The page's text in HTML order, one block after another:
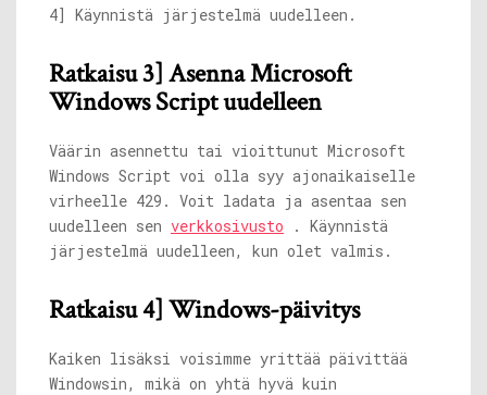
4] Käynnistä järjestelmä uudelleen.
Ratkaisu 3] Asenna Microsoft
Windows Script uudelleen
Väärin asennettu tai vioittunut Microsoft
Windows Script voi olla syy ajonaikaiselle
virheelle 429. Voit ladata ja asentaa sen
uudelleen sen verkkosivusto
. Käynnistä
järjestelmä uudelleen, kun olet valmis.
Ratkaisu 4] Windows-päivitys
Kaiken lisäksi voisimme yrittää päivittää
Windowsin, mikä on yhtä hyvä kuin